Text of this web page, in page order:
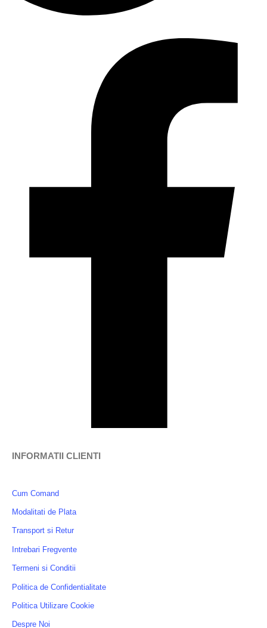
INFORMATII CLIENTI
Cum Comand
Modalitati de Plata
Transport si Retur
Intrebari Fregvente
Termeni si Conditii
Politica de Confidentialitate
Politica Utilizare Cookie
Despre Noi